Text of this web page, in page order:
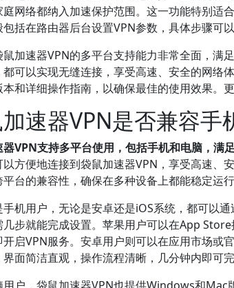
网络都纳入加速保护范围。这一功能特别适
括在路由器后台设置VPN参数，具体步骤可
加速器VPN的多平台支持能力非常全面，满
都可以实现无缝连接，享受高速、安全的网络
和详细操作指南，以确保最佳的使用效果。
速器VPN是否兼容手
VPN支持多平台使用，包括手机和电脑，满
方便地连接到袋鼠加速器VPN，享受高速、
台的兼容性，确保在多种设备上都能稳定运
机用户，无论是安卓还是iOS系统，都可以
步就能完成设置。苹果用户可以在App
启VPN服务。安卓用户则可以在应用市场或
面简洁直观，操作流程清晰，几分钟内即可完